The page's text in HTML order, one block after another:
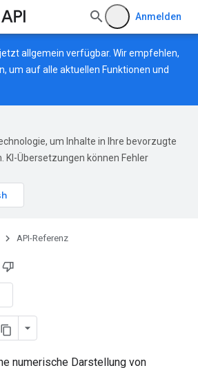
Anmelden
allgemein verfügbar. Wir empfehlen,
um auf alle aktuellen Funktionen und
um Inhalte in Ihre bevorzugte
KI-Übersetzungen können Fehler
API-Referenz
numerische Darstellung von